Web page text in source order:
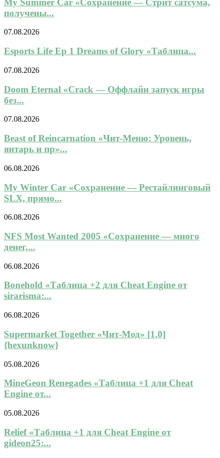
My Summer Car «Сохранение — Стрит сатсума,
получены...
07.08.2026
Esports Life Ep 1 Dreams of Glory «Таблица...
07.08.2026
Doom Eternal «Crack — Оффлайн запуск игры
без...
07.08.2026
Beast of Reincarnation «Чит-Меню: Уровень,
янтарь и пр»...
06.08.2026
My Winter Car «Сохранение — Рестайлинговый
SLX, прямо...
06.08.2026
NFS Most Wanted 2005 «Сохранение — много
денег,...
06.08.2026
Bonehold «Таблица +2 для Cheat Engine от
sirarisma:...
06.08.2026
Supermarket Together «Чит-Мод» [1.0]
{hexunknow}
05.08.2026
MineGeon Renegades «Таблица +1 для Cheat
Engine от...
05.08.2026
Relief «Таблица +1 для Cheat Engine от
gideon25:...